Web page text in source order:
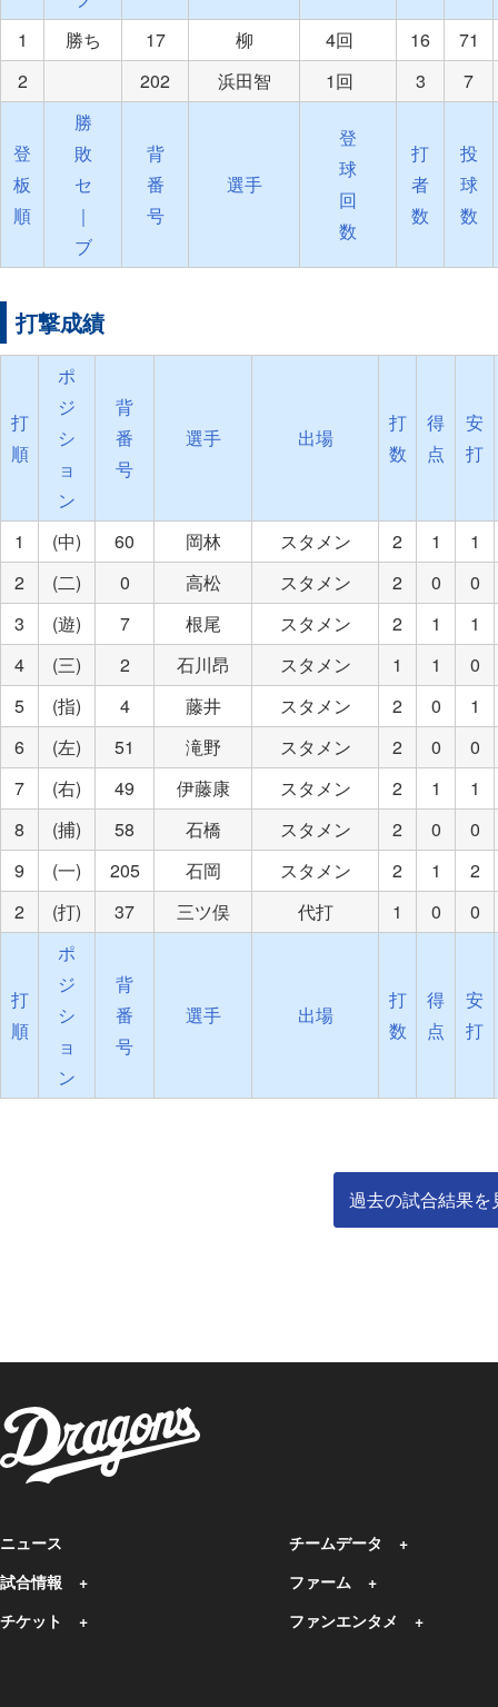
1 勝ち 17 柳 4回 16
71
2
202 浜田智 1回 3 7
登
板
順
勝
敗
セ
｜
ブ
背
番
号
選手
登
球
回
数
打
者
数
投
球
数
打撃成績
打
順
ポ
ジ
シ
ョ
ン
背
番
号
選手 出場
打
数
得
点
安
打
1 (中) 60 岡林 スタメン 2 1
1
2
(二) 0 高松 スタメン 2 0
0
3
(遊) 7 根尾 スタメン 2 1
1
4
(三) 2 石川昂 スタメン 1 1
0
5
(指) 4 藤井 スタメン 2 0
1
6
(左) 51 滝野 スタメン 2 0
0
7
(右) 49 伊藤康 スタメン 2 1
1
8
(捕) 58 石橋 スタメン 2 0
0
9
(一) 205 石岡 スタメン 2 1
2
2
(打) 37 三ツ俣 代打 1 0 0
打
順
ポ
ジ
シ
ョ
ン
背
番
号
選手 出場
打
数
得
点
安
打
過去の試合結果
ニュース
試合情報
チケット
チームデータ
ファーム
ファンエンタメ